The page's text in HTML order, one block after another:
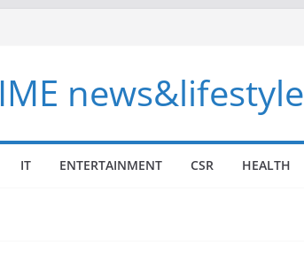
news&lifestyle
IT ENTERTAINMENT CSR HEALTH